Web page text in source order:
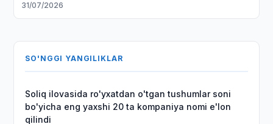
31/07/2026
SO'NGGI YANGILIKLAR
Soliq ilovasida ro'yxatdan o'tgan tushumlar soni
bo'yicha eng yaxshi 20 ta kompaniya nomi e'lon
qilindi